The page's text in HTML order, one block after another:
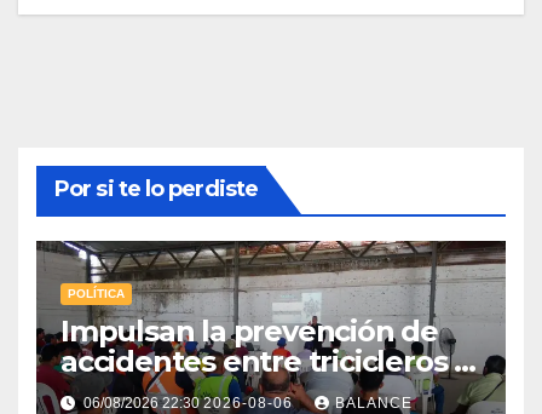
Por si te lo perdiste
POLÍTICA
Impulsan la prevención de
accidentes entre tricicleros y
mototriciclistas de Tapachula
06/08/2026 22:302026-08-06 BALANCE